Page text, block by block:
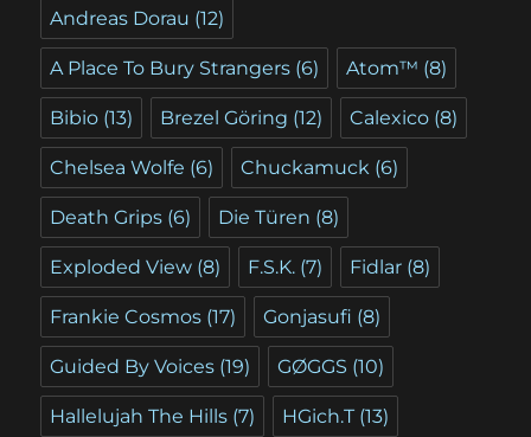
Andreas Dorau (12)
A Place To Bury Strangers (6) Atom™ (8)
Bibio (13) Brezel Göring (12) Calexico (8)
Chelsea Wolfe (6) Chuckamuck (6)
Death Grips (6) Die Türen (8)
Exploded View (8) F.S.K. (7) Fidlar (8)
Frankie Cosmos (17) Gonjasufi (8)
Guided By Voices (19) GØGGS (10)
Hallelujah The Hills (7) HGich.T (13)